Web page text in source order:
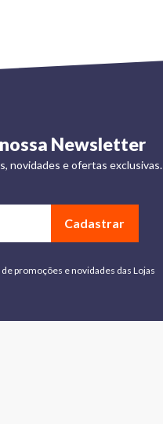
Newsletter
novidades e ofertas exclusivas.
Cadastrar
promoções e novidades das Lojas